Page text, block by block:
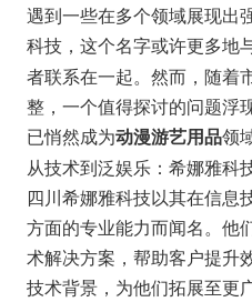
遇到一些在多个领域展现出
科技，这个名字或许更多地
者联系在一起。然而，随着
整，一个值得探讨的问题浮
已悄然成为动漫游艺用品领
从技术到泛娱乐：希娜雅科
四川希娜雅科技以其在信息
方面的专业能力而闻名。他
术解决方案，帮助客户提升
技术背景，为他们拓展至更